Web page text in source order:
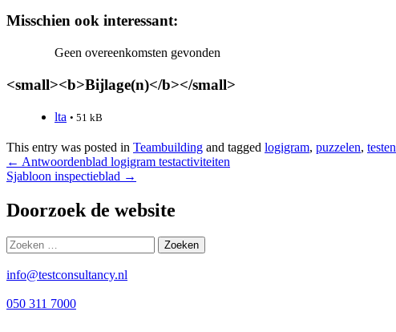
Misschien ook interessant:
Geen overeenkomsten gevonden
<small><b>Bijlage(n)</b></small>
lta • 51 kB
This entry was posted in Teambuilding and tagged logigram, puzzelen, testen
Bericht
navigatie
← Antwoordenblad logigram testactiviteiten
Sjabloon inspectieblad →
Doorzoek de website
Zoeken
naar:
info@testconsultancy.nl
050 311 7000